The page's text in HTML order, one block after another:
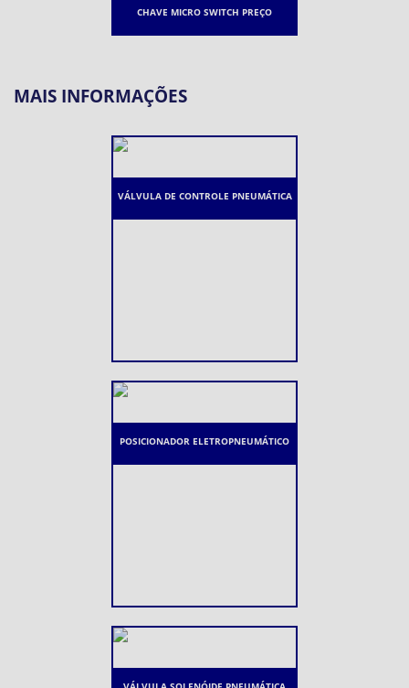
CHAVE MICRO SWITCH PREÇO
MAIS INFORMAÇÕES
VÁLVULA DE CONTROLE PNEUMÁTICA
POSICIONADOR ELETROPNEUMÁTICO